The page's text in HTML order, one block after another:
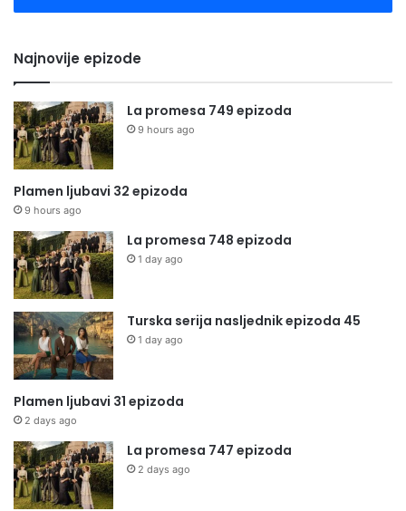
Najnovije epizode
La promesa 749 epizoda
9 hours ago
Plamen ljubavi 32 epizoda
9 hours ago
La promesa 748 epizoda
1 day ago
Turska serija nasljednik epizoda 45
1 day ago
Plamen ljubavi 31 epizoda
2 days ago
La promesa 747 epizoda
2 days ago